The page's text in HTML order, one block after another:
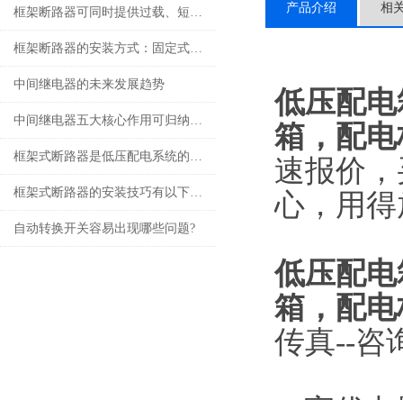
框架断路器可同时提供过载、短路、漏电保护功能
框架断路器的安装方式：固定式，插入式，抽出式
中间继电器的未来发展趋势
中间继电器五大核心作用可归纳如下
框架式断路器是低压配电系统的核心保护设备
框架式断路器的安装技巧有以下这些
自动转换开关容易出现哪些问题?
产品介绍 相
低压配
箱，配
速报价
心，用
低压配
箱，配
传真--咨